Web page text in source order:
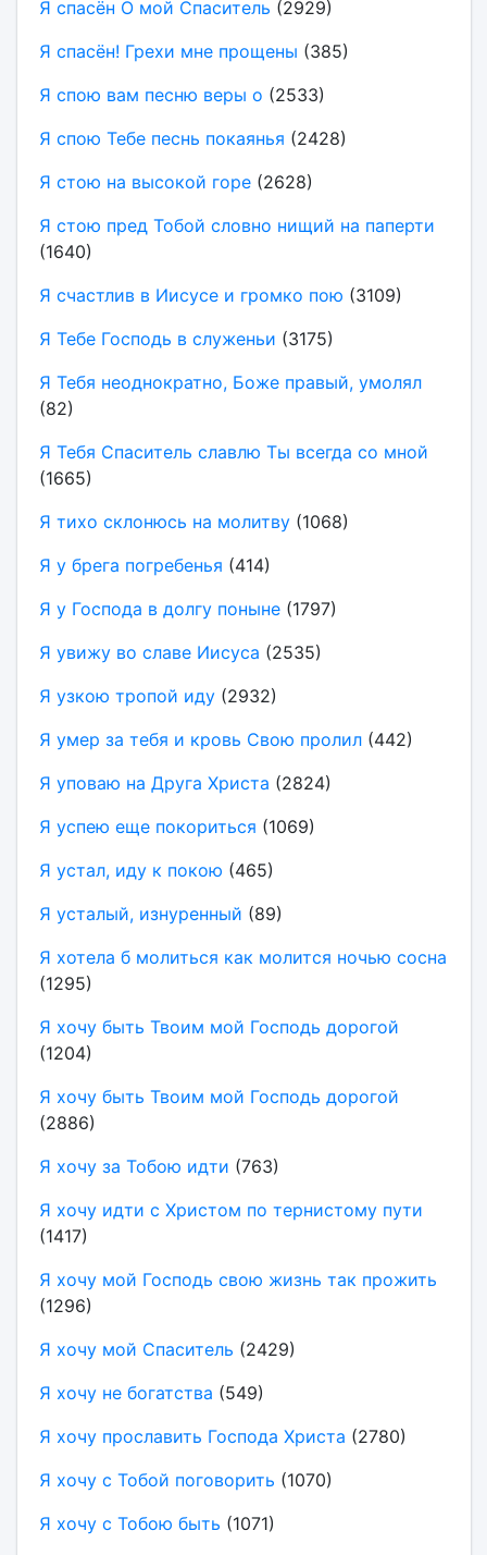
Я спасён О мой Спаситель (2929)
Я спасён! Грехи мне прощены (385)
Я спою вам песню веры о (2533)
Я спою Тебе песнь покаянья (2428)
Я стою на высокой горе(2628)
Я стою пред Тобой словно нищий на паперти
(1640)
Я счастлив в Иисусе и громко пою (3109)
Я Тебе Господь в служеньи (3175)
Я Тебя неоднократно, Боже правый, умолял
(82)
Я Тебя Спаситель славлю Ты всегда со мной
(1665)
Я тихо склонюсь на молитву(1068)
Я у брега погребенья (414)
Я у Господа в долгу поныне(1797)
Я увижу во славе Иисуса (2535)
Я узкою тропой иду(2932)
Я умер за тебя и кровь Свою пролил(442)
Я уповаю на Друга Христа (2824)
Я успею еще покориться (1069)
Я устал, иду к покою (465)
Я усталый, изнуренный (89)
Я хотела б молиться как молится ночью сосна
(1295)
Я хочу быть Твоим мой Господь дорогой
(1204)
Я хочу быть Твоим мой Господь дорогой
(2886)
Я хочу за Тобою идти (763)
Я хочу идти с Христом по тернистому пути
(1417)
Я хочу мой Господь свою жизнь так прожить
(1296)
Я хочу мой Спаситель (2429)
Я хочу не богатства (549)
Я хочу прославить Господа Христа (2780)
Я хочу с Тобой поговорить (1070)
Я хочу с Тобою быть (1071)